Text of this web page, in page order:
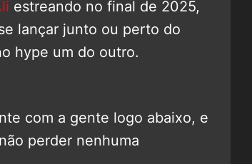
estreando no final de 2025,
lançar junto ou perto do
hype um do outro.
com a gente logo abaixo, e
perder nenhuma